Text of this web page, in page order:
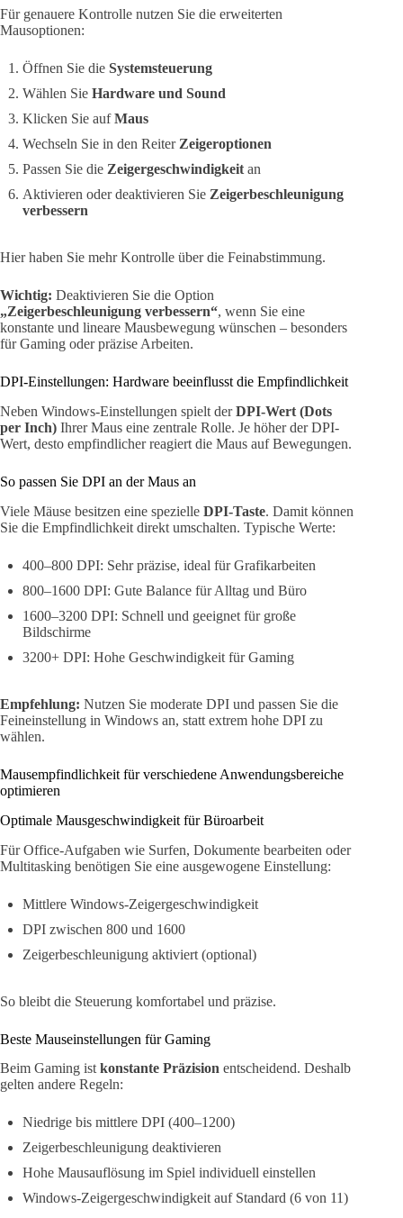
Für genauere Kontrolle nutzen Sie die erweiterten
Mausoptionen:
Öffnen Sie die Systemsteuerung
Wählen Sie Hardware und Sound
Klicken Sie aufMaus
Wechseln Sie in den Reiter Zeigeroptionen
Passen Sie die Zeigergeschwindigkeit an
Aktivieren oder deaktivieren Sie Zeigerbeschleunigung
verbessern
Hier haben Sie mehr Kontrolle über die Feinabstimmung.
Wichtig: Deaktivieren Sie die Option
„Zeigerbeschleunigung verbessern“, wenn Sie eine
konstante und lineare Mausbewegung wünschen – besonders
für Gaming oder präzise Arbeiten.
DPI-Einstellungen: Hardware beeinflusst die Empfindlichkeit
Neben Windows-Einstellungen spielt derDPI-Wert (Dots
per Inch) Ihrer Maus eine zentrale Rolle. Je höher der DPI-
Wert, desto empfindlicher reagiert die Maus auf Bewegungen.
So passen Sie DPI an der Maus an
Viele Mäuse besitzen eine spezielle DPI-Taste. Damit können
Sie die Empfindlichkeit direkt umschalten. Typische Werte:
400–800 DPI: Sehr präzise, ideal für Grafikarbeiten
800–1600 DPI: Gute Balance für Alltag und Büro
1600–3200 DPI: Schnell und geeignet für große
Bildschirme
3200+ DPI: Hohe Geschwindigkeit für Gaming
Empfehlung: Nutzen Sie moderate DPI und passen Sie die
Feineinstellung in Windows an, statt extrem hohe DPI zu
wählen.
Mausempfindlichkeit für verschiedene Anwendungsbereiche
optimieren
Optimale Mausgeschwindigkeit für Büroarbeit
Für Office-Aufgaben wie Surfen, Dokumente bearbeiten oder
Multitasking benötigen Sie eine ausgewogene Einstellung:
Mittlere Windows-Zeigergeschwindigkeit
DPI zwischen 800 und 1600
Zeigerbeschleunigung aktiviert (optional)
So bleibt die Steuerung komfortabel und präzise.
Beste Mauseinstellungen für Gaming
Beim Gaming ist konstante Präzision entscheidend. Deshalb
gelten andere Regeln:
Niedrige bis mittlere DPI (400–1200)
Zeigerbeschleunigung deaktivieren
Hohe Mausauflösung im Spiel individuell einstellen
Windows-Zeigergeschwindigkeit auf Standard (6 von 11)